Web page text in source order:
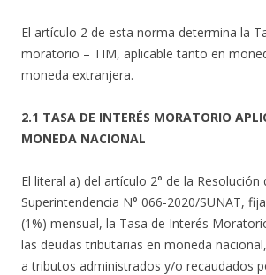
El artículo 2 de esta norma determina la
moratorio – TIM, aplicable tanto en
moneda extranjera.
2.1 TASA DE INTERÉS MORATORIO
MONEDA NACIONAL
El literal a) del artículo 2° de la Resolución
Superintendencia N° 066-2020/SUNAT,
(1%) mensual, la Tasa de Interés
las deudas tributarias en moneda
a tributos administrados y/o recaudados